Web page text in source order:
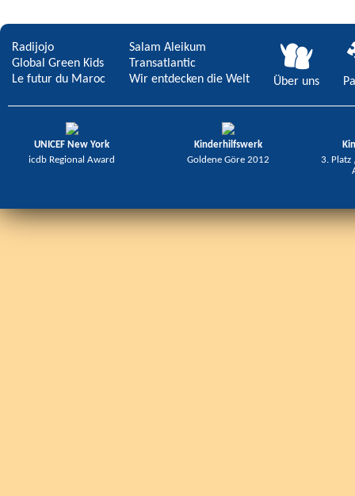
Radijojo
Global Green Kids
Le futur du Maroc
Salam Aleikum
Transatlantic
Wir entdecken die Welt
Über uns
UNICEF New York
icdb Regional Award
Kinderhilfswerk
Goldene Göre 2012
3. Platz